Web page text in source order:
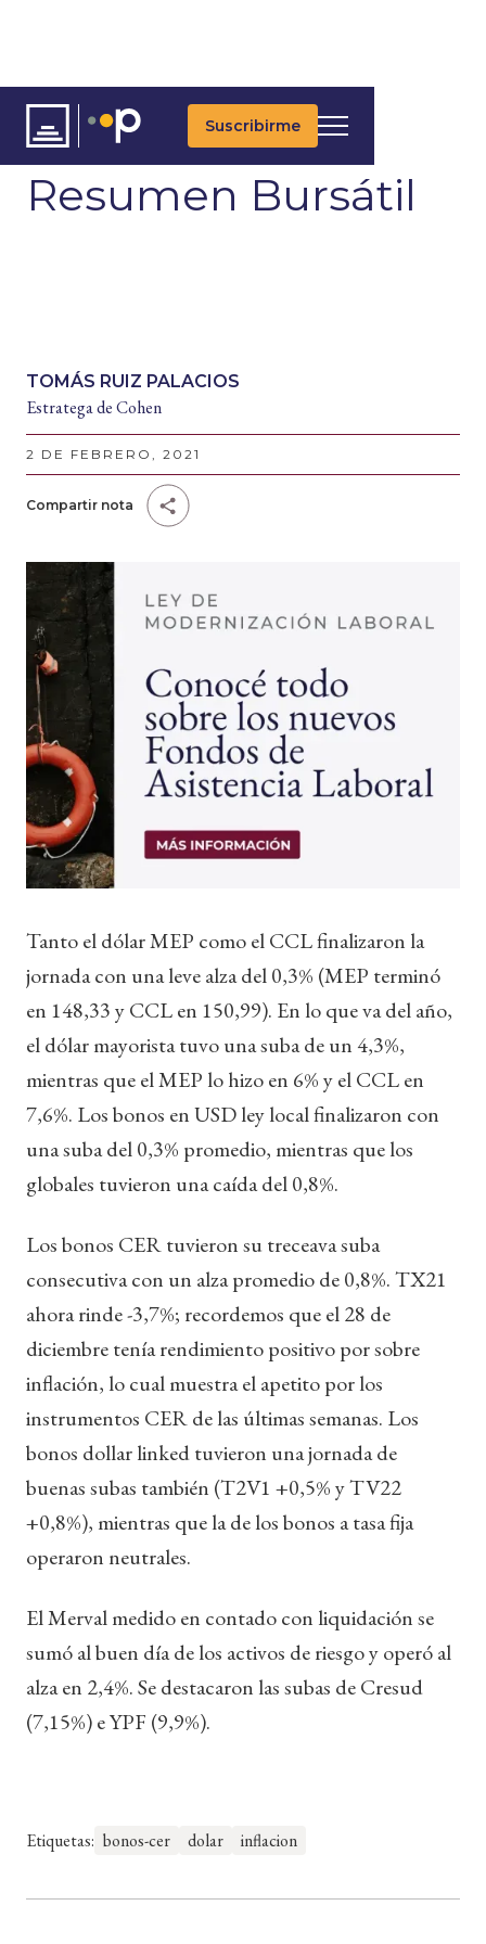
Suscribirme
ARTÍCULOS
Resumen Bursátil
TOMÁS RUIZ PALACIOS
Estratega de Cohen
2 DE FEBRERO, 2021
Compartir nota
Tanto el dólar MEP como el CCL finalizaron la
jornada con una leve alza del 0,3% (MEP terminó
en 148,33 y CCL en 150,99). En lo que va del año,
el dólar mayorista tuvo una suba de un 4,3%,
mientras que el MEP lo hizo en 6% y el CCL en
7,6%. Los bonos en USD ley local finalizaron con
una suba del 0,3% promedio, mientras que los
globales tuvieron una caída del 0,8%.
Los bonos CER tuvieron su treceava suba
consecutiva con un alza promedio de 0,8%. TX21
ahora rinde -3,7%; recordemos que el 28 de
diciembre tenía rendimiento positivo por sobre
inflación, lo cual muestra el apetito por los
instrumentos CER de las últimas semanas. Los
bonos dollar linked tuvieron una jornada de
buenas subas también (T2V1 +0,5% y TV22
+0,8%), mientras que la de los bonos a tasa fija
operaron neutrales.
El Merval medido en contado con liquidación se
sumó al buen día de los activos de riesgo y operó al
alza en 2,4%. Se destacaron las subas de Cresud
(7,15%) e YPF (9,9%).
Etiquetas: bonos-cer dolar inflacion